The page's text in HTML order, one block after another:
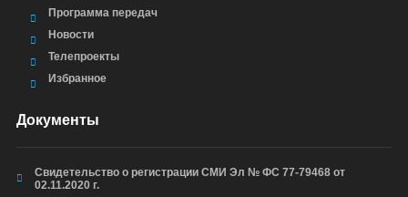
Программа передач
Новости
Телепроекты
Избранное
Документы
Свидетельство о регистрации СМИ Эл № ФС 77-79468 от
02.11.2020 г.